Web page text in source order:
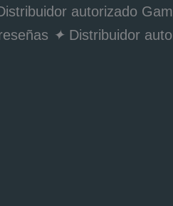
autorizado
✦ Distribuidor